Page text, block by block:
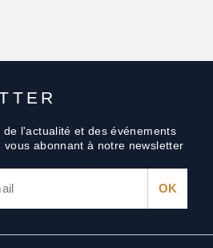
l'actualité et des événements
abonnant à notre newsletter